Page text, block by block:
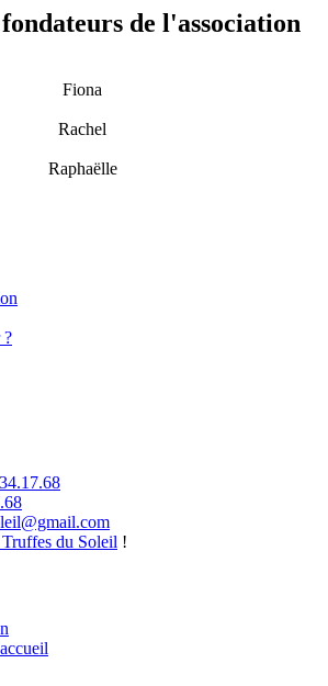
de l'association
Fiona
Rachel
Raphaëlle
?
du Soleil !